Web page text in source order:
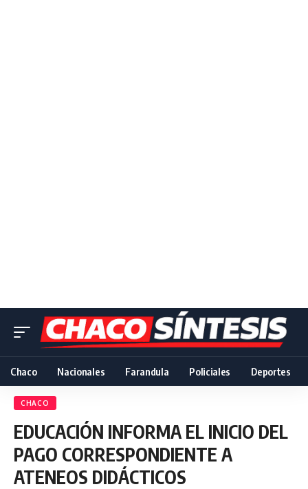
Chaco Nacionales Farandula Policiales Deportes
CHACO
EDUCACIÓN INFORMA EL INICIO DEL
PAGO CORRESPONDIENTE A
ATENEOS DIDÁCTICOS